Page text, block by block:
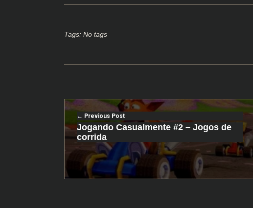
Tags: No tags
Previous Post
Jogando Casualmente #2 – Jogos de
corrida